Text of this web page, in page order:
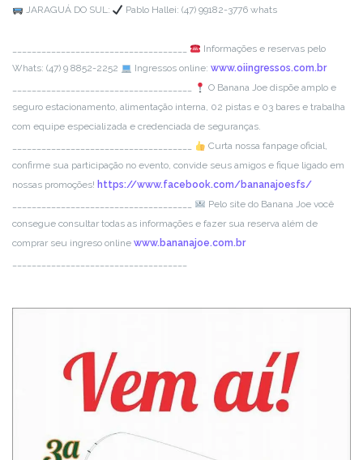
JARAGUÁ DO SUL: Pablo Hallei: (47) 99182-3776 whats
Informações e reservas pelo
Whats: (47) 9 8852-2252
Ingressos online: www.oiingressos.com.br
O Banana Joe dispõe amplo e
seguro estacionamento, alimentação interna, 02 pistas e 03 bares e trabalha
com equipe especializada e credenciada de seguranças.
Curta nossa fanpage oficial,
confirme sua participação no evento, convide seus amigos e fique ligado em
nossas promoções! https://www.facebook.com/bananajoesfs/
Pelo site do Banana Joe você
consegue consultar todas as informações e fazer sua reserva além de
comprar seu ingreso online www.bananajoe.com.br